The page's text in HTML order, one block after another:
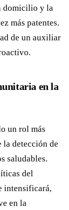
domicilio y la
más patentes.
de un auxiliar
en la
un rol más
la detección de
saludables.
del
intensificará,
en la